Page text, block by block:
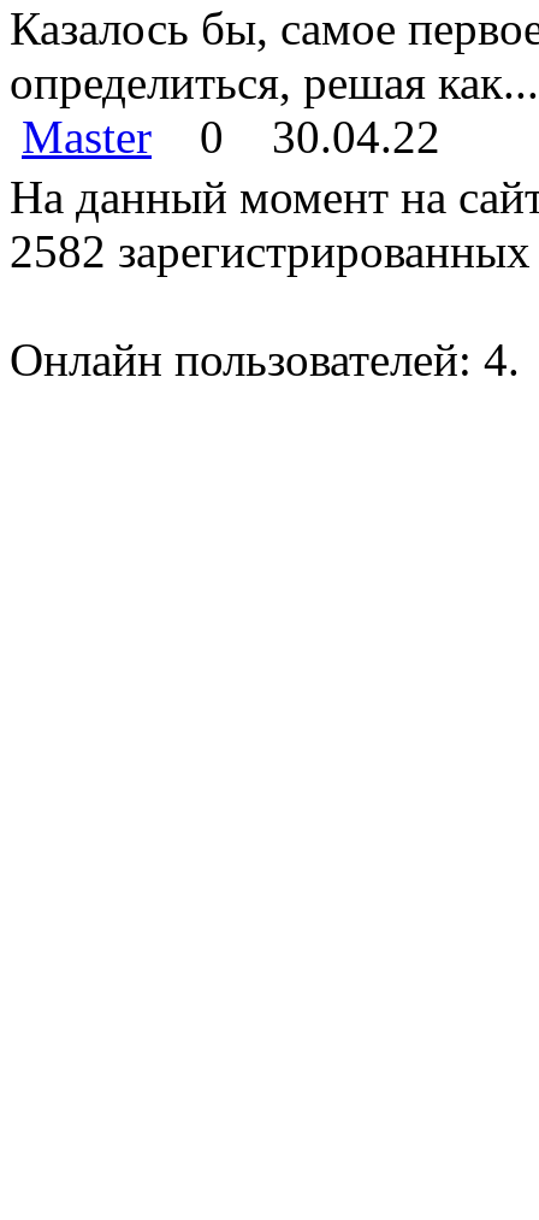
Казалось бы, самое
определиться, решая как...
Master
0
30.04.22
На данный момент на
2582 зарегистрированных
Онлайн пользователей: 4.